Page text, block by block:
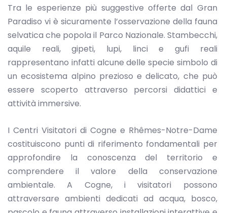
Tra le esperienze più suggestive offerte dal Gran
Paradiso vi è sicuramente l’osservazione della fauna
selvatica che popola il Parco Nazionale. Stambecchi,
aquile reali, gipeti, lupi, linci e gufi reali
rappresentano infatti alcune delle specie simbolo di
un ecosistema alpino prezioso e delicato, che può
essere scoperto attraverso percorsi didattici e
attività immersive.
I Centri Visitatori di Cogne e Rhêmes-Notre-Dame
costituiscono punti di riferimento fondamentali per
approfondire la conoscenza del territorio e
comprendere il valore della conservazione
ambientale. A Cogne, i visitatori possono
attraversare ambienti dedicati ad acqua, bosco,